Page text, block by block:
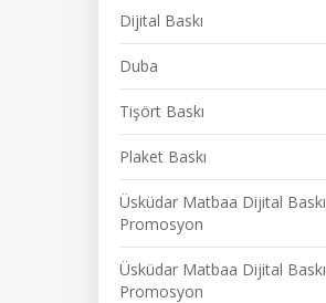
Dijital Baskı
Duba
Tişört Baskı
Plaket Baskı
Üsküdar Matbaa Dijital Baskı
Promosyon
Üsküdar Matbaa Dijital Baskı
Promosyon